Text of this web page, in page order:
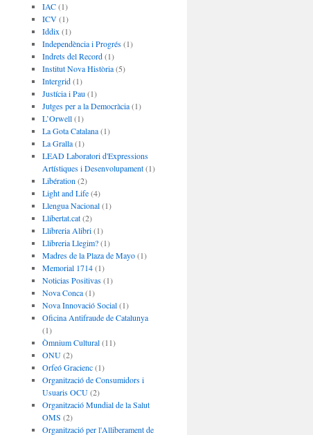
IAC(1)
ICV(1)
Iddix (1)
Independència i Progrés(1)
Indrets del Record(1)
Institut Nova Història(5)
Intergrid(1)
Justícia i Pau (1)
Jutges per a la Democràcia(1)
L’Orwell(1)
La Gota Catalana(1)
La Gralla(1)
LEAD Laboratori d'Expressions
Artístiques i Desenvolupament(1)
Libération (2)
Light and Life(4)
Llengua Nacional(1)
Llibertat.cat(2)
Llibreria Alibri(1)
Llibreria Llegim?(1)
Madres de la Plaza de Mayo(1)
Memorial 1714(1)
Noticias Positivas(1)
Nova Conca(1)
Nova Innovació Social(1)
Oficina Antifraude de Catalunya
(1)
Òmnium Cultural(11)
ONU(2)
Orfeó Gracienc(1)
Organització de Consumidors i
Usuaris OCU(2)
Organització Mundial de la Salut
OMS (2)
Organització per l'Alliberament de